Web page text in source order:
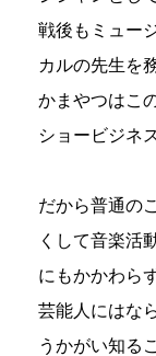
戦後もミュー
カルの先生を
かまやつはこ
ショービジネ
だから普通の
くして音楽活
にもかかわら
芸能人にはな
うかがい知る